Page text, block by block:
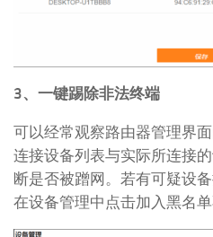
3、一键踢除非法终端
可以经常观察路由器管理界
连接设备列表与实际所连接
断是否被蹭网。若有可疑设
在设备管理中点击加入黑名单